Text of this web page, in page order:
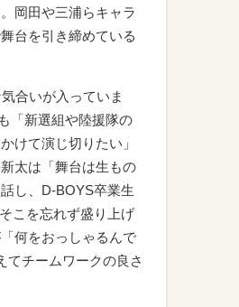
岡田や三浦らキャラ
台を引き締めている
合いが入っていま
「新選組や陸援隊の
けて演じ切りたい」
太は「舞台は生もの
し、D-BOYS卒業生
こを忘れず盛り上げ
何をおっしゃるんで
てチームワークの良さ